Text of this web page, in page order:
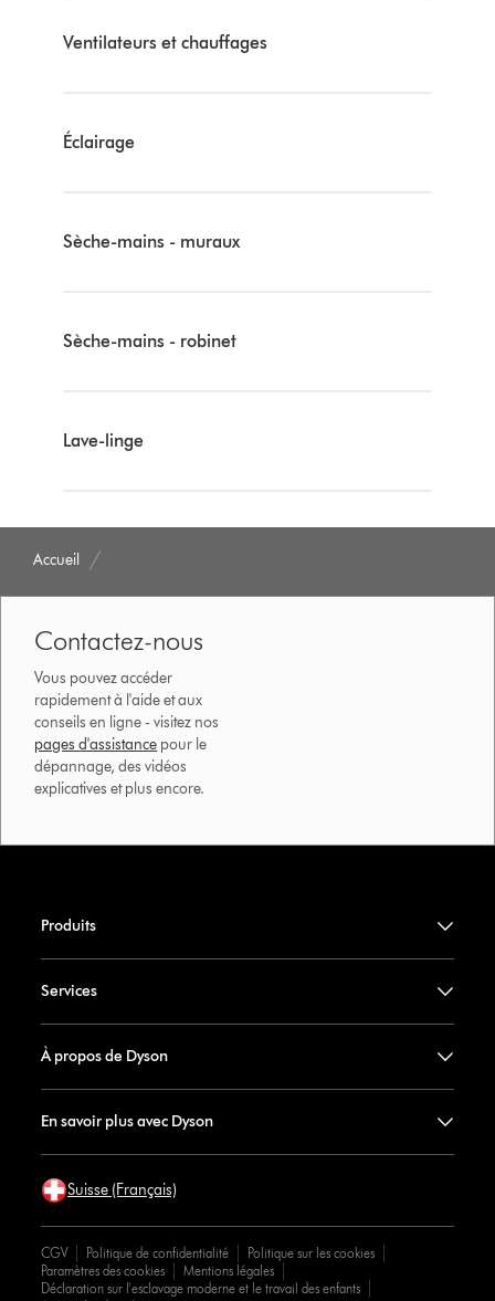
Ventilateurs et chauffages
Éclairage
Sèche-mains - muraux
Sèche-mains - robinet
Lave-linge
Accueil
Contactez-nous
Vous pouvez accéder
rapidement à l'aide et aux
conseils en ligne - visitez nos
pages d'assistance pour le
dépannage, des vidéos
explicatives et plus encore.
Produits
Services
À propos de Dyson
En savoir plus avec Dyson
Suisse (Français)
CGV Politique de confidentialité
Politique sur les cookies
Paramètres des cookies
Mentions légales
Déclaration sur l'esclavage moderne et le travail des enfants